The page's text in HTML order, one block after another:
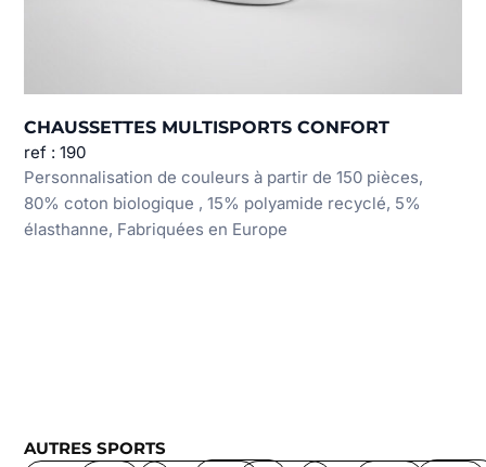
CHAUSSETTES MULTISPORTS CONFORT
ref : 190
Personnalisation de couleurs à partir de 150 pièces,
80% coton biologique , 15% polyamide recyclé, 5%
élasthanne, Fabriquées en Europe
AUTRES SPORTS